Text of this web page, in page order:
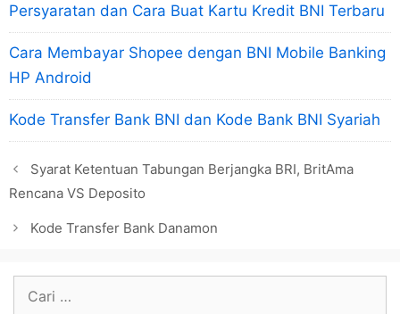
Persyaratan dan Cara Buat Kartu Kredit BNI Terbaru
Cara Membayar Shopee dengan BNI Mobile Banking
HP Android
Kode Transfer Bank BNI dan Kode Bank BNI Syariah
Syarat Ketentuan Tabungan Berjangka BRI, BritAma
Rencana VS Deposito
Kode Transfer Bank Danamon